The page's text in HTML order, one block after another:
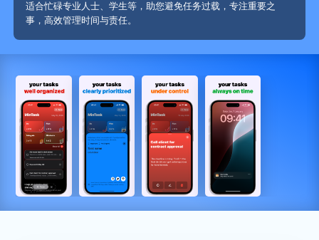
适合忙碌专业人士、学生等，助您避免任务过载，专注重要之
事，高效管理时间与责任。